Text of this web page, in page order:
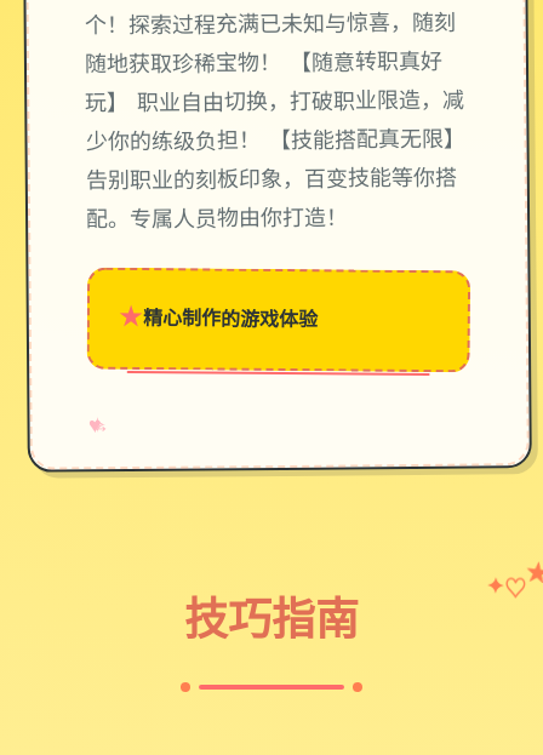
个！探索过程充满已未知与惊喜，随刻
随地获取珍稀宝物！ 【随意转职真好
玩】 职业自由切换，打破职业限造，减
少你的练级负担！ 【技能搭配真无限】
告别职业的刻板印象，百变技能等你搭
配。专属人员物由你打造！
★精心制作的游戏体验
♥
✧
→
技巧指南
✦♡